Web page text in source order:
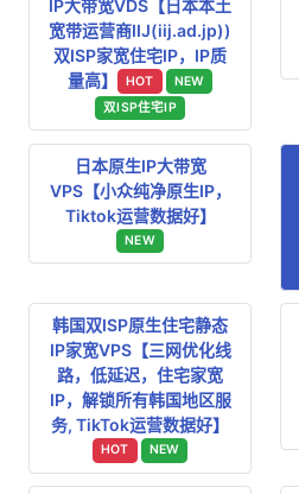
IP大带宽VDS【日本本土
宽带运营商IIJ(iij.ad.jp))
双ISP家宽住宅IP，IP质
量高】
HOT
NEW
双ISP住宅IP
日本原生IP大带宽
VPS【小众纯净原生IP，
Tiktok运营数据好】
NEW
韩国双ISP原生住宅静态
IP家宽VPS【三网优化线
路，低延迟，住宅家宽
IP，解锁所有韩国地区服
务, TikTok运营数据好】
HOT NEW